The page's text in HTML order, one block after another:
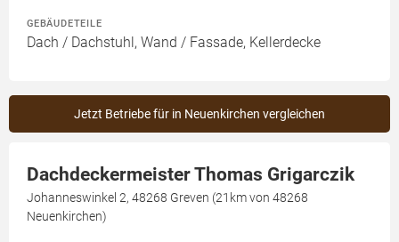
GEBÄUDETEILE
Dach / Dachstuhl, Wand / Fassade, Kellerdecke
Jetzt Betriebe für in Neuenkirchen vergleichen
Dachdeckermeister Thomas Grigarczik
Johanneswinkel 2, 48268 Greven (21km von 48268
Neuenkirchen)